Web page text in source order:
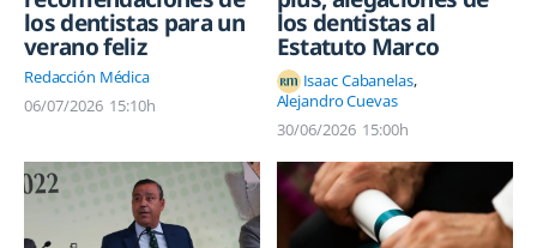
los dentistas para un
verano feliz
Redacción Médica
06/07/2026 15:10h
los dentistas al
Estatuto Marco
Isaac Cabanelas
Alejandro Cuevas
30/06/2026 15:00h